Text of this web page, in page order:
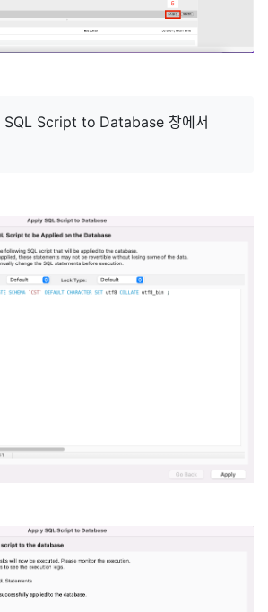
SQL Script to Database 창에서